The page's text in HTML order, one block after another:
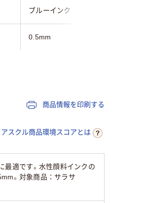
ブルーインク
0.5mm
商品情報を印刷する
アスクル商品環境スコアとは
最適です。水性顔料インクの
。対象商品：サラサ